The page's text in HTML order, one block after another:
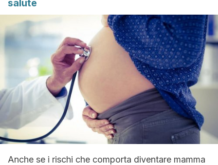
salute
Anche se i rischi che comporta diventare mamma